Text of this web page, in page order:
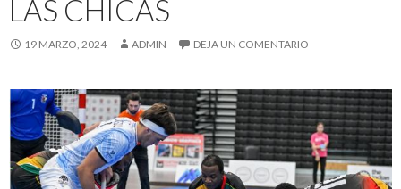
LAS CHICAS
19 MARZO, 2024 ADMIN DEJA UN COMENTARIO